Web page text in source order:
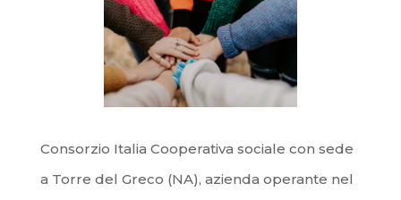
Consorzio Italia Cooperativa sociale con sede
a Torre del Greco (NA), azienda operante nel